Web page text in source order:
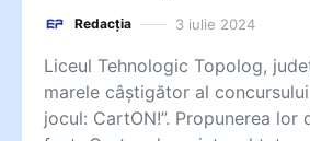
Redacția 3 iulie 2024
Liceul Tehnologic Topolog,
marele câștigător al
jocul: CartON!”. Propunerea lor